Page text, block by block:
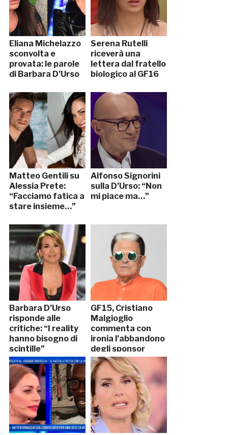
Eliana Michelazzo
sconvolta e
provata: le parole
di Barbara D’Urso
Serena Rutelli
riceverà una
lettera dal fratello
biologico al GF16
Matteo Gentili su
Alessia Prete:
“Facciamo fatica a
stare insieme…”
Alfonso Signorini
sulla D’Urso: “Non
mi piace ma…”
Barbara D’Urso
risponde alle
critiche: “I reality
hanno bisogno di
scintille”
GF15, Cristiano
Malgioglio
commenta con
ironia l’abbandono
degli sponsor